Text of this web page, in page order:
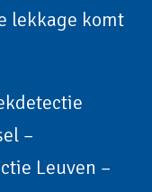
lekkage komt
–
Leuven –